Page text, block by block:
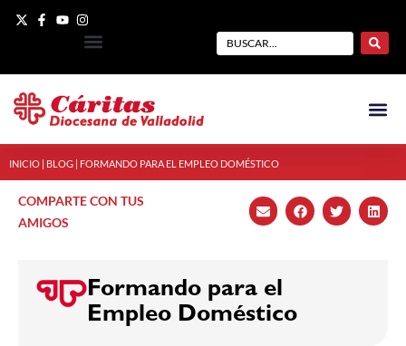
INICIO BLOG FORMANDO PARA EL EMPLEO DOMÉSTICO
COMPARTE CON TUS
AMIGOS
Formando para el
Empleo Doméstico